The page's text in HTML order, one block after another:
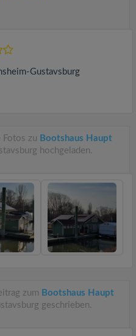
Gustavsburg
Fotos zu Bootshaus Haupt
hochgeladen.
zum Bootshaus Haupt
geschrieben.